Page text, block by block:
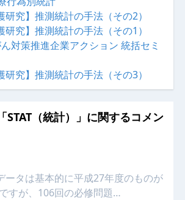
究】推測統計の手法（その2）
究】推測統計の手法（その1）
対策推進企業アクション 統括セミ
究】推測統計の手法（その3）
STAT（統計）」に関するコメン
ータは基本的に平成27年度のものが
すが、106回の必修問題…